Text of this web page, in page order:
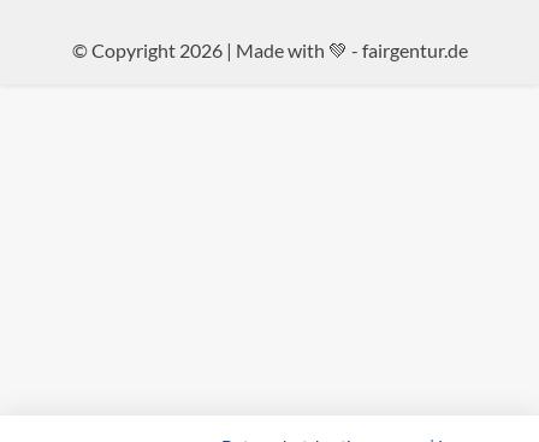
© Copyright 2026 | Made with 💚 - fairgentur.de